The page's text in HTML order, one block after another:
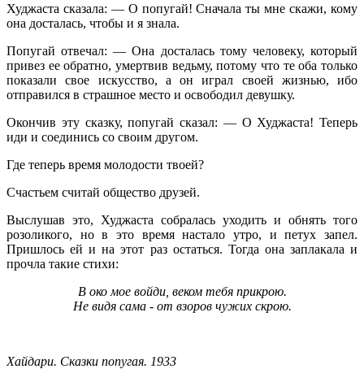
Худжаста сказала: — О попугай! Сначала ты мне скажи, кому
она досталась, чтобы и я знала.
Попугай отвечал: — Она досталась тому человеку, который
привез ее обратно, умертвив ведьму, потому что те оба только
показали свое искусство, а он играл своей жизнью, ибо
отправился в страшное место и освободил девушку.
Окончив эту сказку, попугай сказал: — О Худжаста! Теперь
иди и соединись со своим другом.
Где теперь время молодости твоей?
Счастьем считай общество друзей.
Выслушав это, Худжаста собралась уходить и обнять того
розоликого, но в это время настало утро, и петух запел.
Пришлось ей и на этот раз остаться. Тогда она заплакала и
прочла такие стихи:
В око мое войди, веком тебя прикрою.
Не видя сама - от взоров чужих скрою.
Хайдари. Сказки попугая. 1933